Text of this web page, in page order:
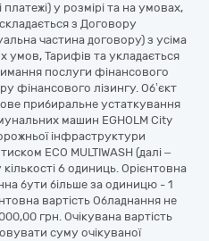
у розмірі та на умовах,
з Договору
частина договору) з усіма
умов, Тарифів та укладається
послуги фінансового
фінансового лізингу. Об’єкт
прибиральне устаткування
машин EGHOLM City
інфраструктури
ECO MULTIWASH (далі –
6 одиниць. Орієнтовна
бути більше за одиницю - 1
вартість Обладнання не
грн. Очікувана вартість
суму очікуваної